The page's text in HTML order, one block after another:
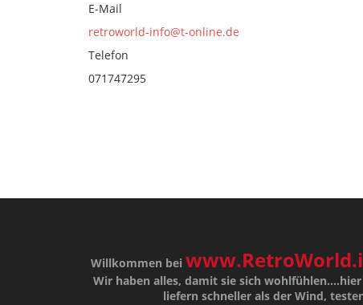
E-Mail
retroworld-info@t-online.de
Telefon
071747295
Willkommen bei
Wir haben alles, damit sie sich
liefern schneller als der Wind,